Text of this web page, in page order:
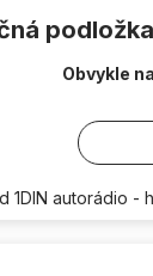
podložka
Obvykle
1DIN autorádio -